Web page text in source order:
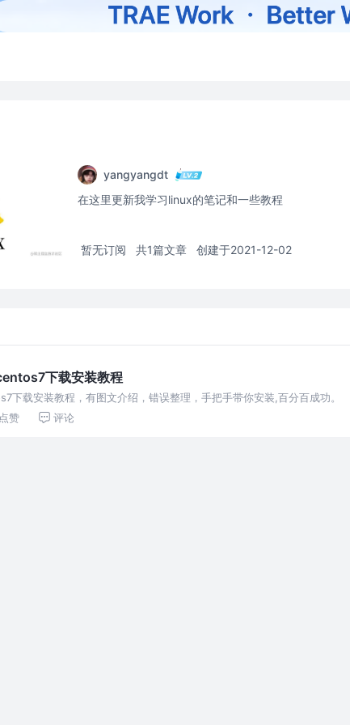
yangyangdt
在这里更新我学习linux的笔记和一些教程
暂无订阅 共1篇文章 创建于2021-12-02
下载安装教程
下载安装教程，有图文介绍，错误整理，手把手带你安装,百分百成功。
点赞 评论